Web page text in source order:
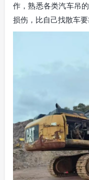
作，熟悉各类汽车吊
损伤，比自己找散车要